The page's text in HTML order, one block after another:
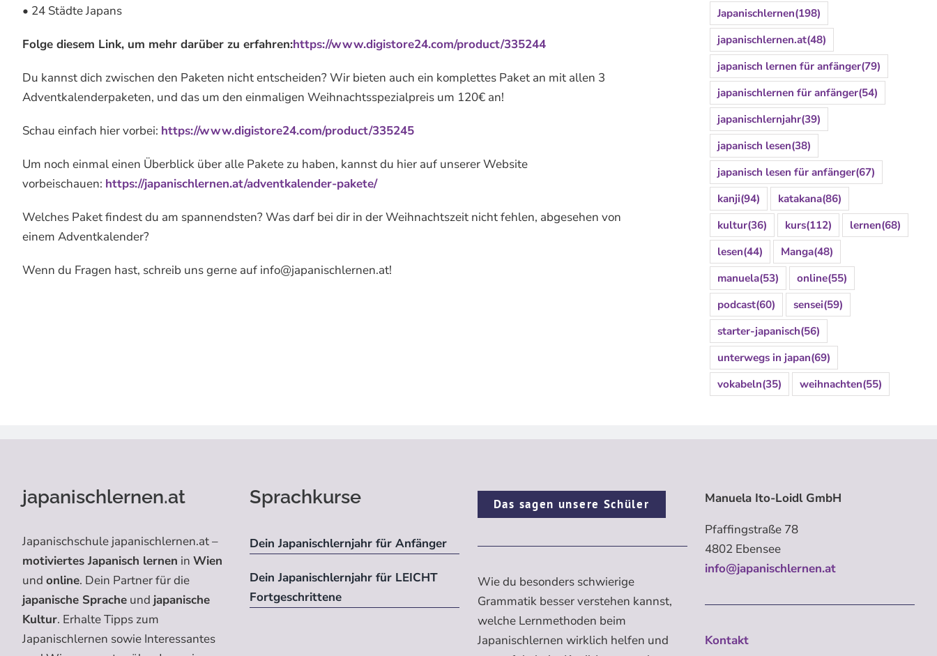
• 24 Städte Japans
Folge diesem Link, um mehr darüber zu erfahren:https://www.digistore24.com/product/335244
Du kannst dich zwischen den Paketen nicht entscheiden? Wir bieten auch ein komplettes Paket an mit allen 3
Adventkalenderpaketen, und das um den einmaligen Weihnachtsspezialpreis um 120€ an!
Schau einfach hier vorbei: https://www.digistore24.com/product/335245
Um noch einmal einen Überblick über alle Pakete zu haben, kannst du hier auf unserer Website
vorbeischauen: https://japanischlernen.at/adventkalender-pakete/
Welches Paket findest du am spannendsten? Was darf bei dir in der Weihnachtszeit nicht fehlen, abgesehen von
einem Adventkalender?
Wenn du Fragen hast, schreib uns gerne auf info@japanischlernen.at!
Japanischlernen(198)
japanischlernen.at(48)
japanisch lernen für anfänger(79)
japanischlernen für anfänger(54)
japanischlernjahr(39)
japanisch lesen(38)
japanisch lesen für anfänger(67)
kanji(94) katakana(86)
kultur(36) kurs(112) lernen(68)
lesen(44) Manga(48)
manuela(53) online(55)
podcast(60) sensei(59)
starter-japanisch(56)
unterwegs in japan(69)
vokabeln(35) weihnachten(55)
japanischlernen.at
Japanischschule japanischlernen.at –
motiviertes Japanisch lernen in Wien
und online. Dein Partner für die
japanische Spracheund japanische
Kultur. Erhalte Tipps zum
Japanischlernen sowie Interessantes
Sprachkurse
Dein Japanischlernjahr für Anfänger
Dein Japanischlernjahr für LEICHT
Fortgeschrittene
Das sagen unsere Schüler
Wie du besonders schwierige
Grammatik besser verstehen kannst,
welche Lernmethoden beim
Japanischlernen wirklich helfen und
Manuela Ito-Loidl GmbH
Pfaffingstraße 78
4802 Ebensee
info@japanischlernen.at
Kontakt